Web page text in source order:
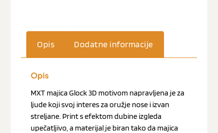
Opis Dodatne informacije
Opis
MXT majica Glock 3D motivom napravljena je za
ljude koji svoj interes za oružje nose i izvan
streljane. Print s efektom dubine izgleda
upečatljivo, a materijal je biran tako da majica